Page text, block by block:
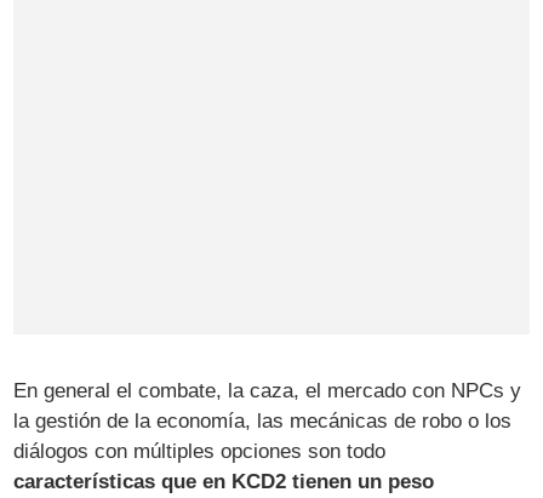
En general el combate, la caza, el mercado con NPCs y
la gestión de la economía, las mecánicas de robo o los
diálogos con múltiples opciones son todo
características que en KCD2 tienen un peso